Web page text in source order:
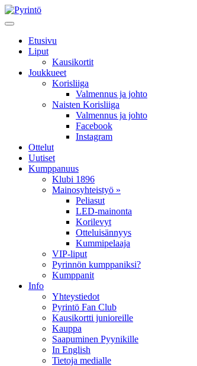
Etusivu
Liput
Kausikortit
Joukkueet
Korisliiga
Valmennus ja johto
Naisten Korisliiga
Valmennus ja johto
Facebook
Instagram
Ottelut
Uutiset
Kumppanuus
Klubi 1896
Mainosyhteistyö »
Peliasut
LED-mainonta
Korilevyt
Otteluisännyys
Kummipelaaja
VIP-liput
Pyrinnön kumppaniksi?
Kumppanit
Info
Yhteystiedot
Pyrintö Fan Club
Kausikortti junioreille
Kauppa
Saapuminen Pyynikille
In English
Tietoja medialle